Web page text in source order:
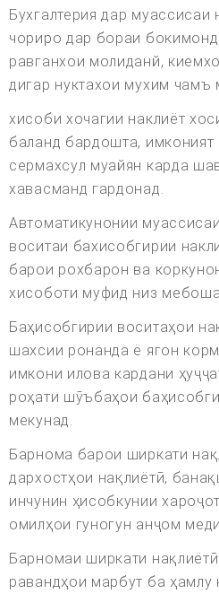
Бухгалтерия дар муассисаи
чориро дар бораи
равганхои молиданй,
дигар нуктахои мухим чамъ
хисоби хочагии наклиёт
баланд бардошта, имконият
сермахсул муайян карда
хавасманд гардонад.
Автоматикунонии
воситаи бахисобгирии
барои рохбарон ва
хисоботи муфид низ
Баҳисобгирии воситаҳои
шахсии ронанда ё ягон
имкони илова кардани
роҳати шӯъбаҳои
мекунад.
Барнома барои ширкати
дархостҳои нақлиётӣ,
инчунин ҳисобкунии
омилҳои гуногун анҷом
Барномаи ширкати
равандҳои марбут ба ҳамлу